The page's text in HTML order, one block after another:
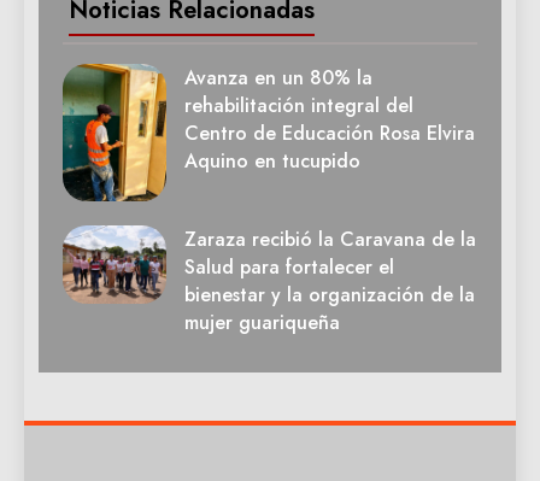
Noticias Relacionadas
Avanza en un 80% la
rehabilitación integral del
Centro de Educación Rosa Elvira
Aquino en tucupido
Zaraza recibió la Caravana de la
Salud para fortalecer el
bienestar y la organización de la
mujer guariqueña